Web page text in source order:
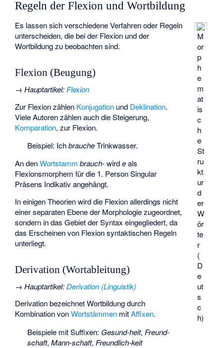
Regeln der Flexion und Wortbildung
M
or
p
h
e
m
at
is
c
h
e
St
ru
kt
ur
d
er
W
ör
te
r
(
D
e
ut
s
c
h)
Es lassen sich verschiedene Verfahren oder Regeln
unterscheiden, die bei der Flexion und der
Wortbildung zu beobachten sind.
Flexion (Beugung)
→Hauptartikel: Flexion
Zur Flexion zählen Konjugation und Deklination.
Viele Autoren zählen auch die Steigerung,
Komparation, zur Flexion.
Beispiel: IchbraucheTrinkwasser.
An denWortstamm brauch-wirdeals
Flexionsmorphem für die 1. Person Singular
Präsens Indikativ angehängt.
In einigen Theorien wird die Flexion allerdings nicht
einer separaten Ebene der Morphologie zugeordnet,
sondern in das Gebiet der Syntax eingegliedert, da
das Erscheinen von Flexion syntaktischen Regeln
unterliegt.
Derivation (Wortableitung)
→Hauptartikel:Derivation (Linguistik)
Derivation bezeichnet Wortbildung durch
Kombination vonWortstämmen mitAffixen.
Beispiele mit Suffixen: Gesund-heit, Freund-
schaft, Mann-schaft, Freundlich-keit